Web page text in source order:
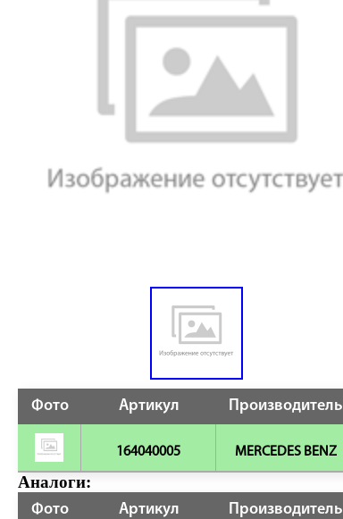
Фото Артикул Производитель
164040005 MERCEDES BENZ
Аналоги:
Фото Артикул Производитель